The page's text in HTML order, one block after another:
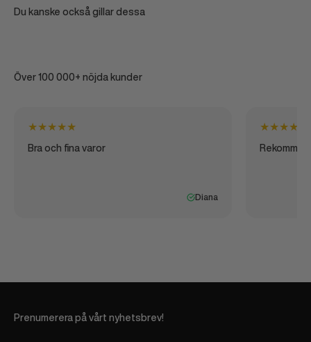
Du kanske också gillar dessa
Över 100 000+ nöjda kunder
★★★★★
Bra och fina varor
Diana
★★★★
Prenumerera på vårt nyhetsbrev!